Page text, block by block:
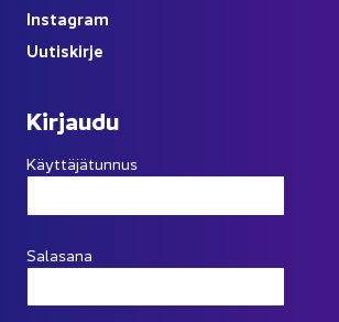
Ins­ta­gram
Uu­tis­kir­je
Kir­jau­du
Käyttäjätunnus
Salasana